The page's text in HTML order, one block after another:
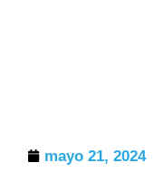
mayo 21, 2024